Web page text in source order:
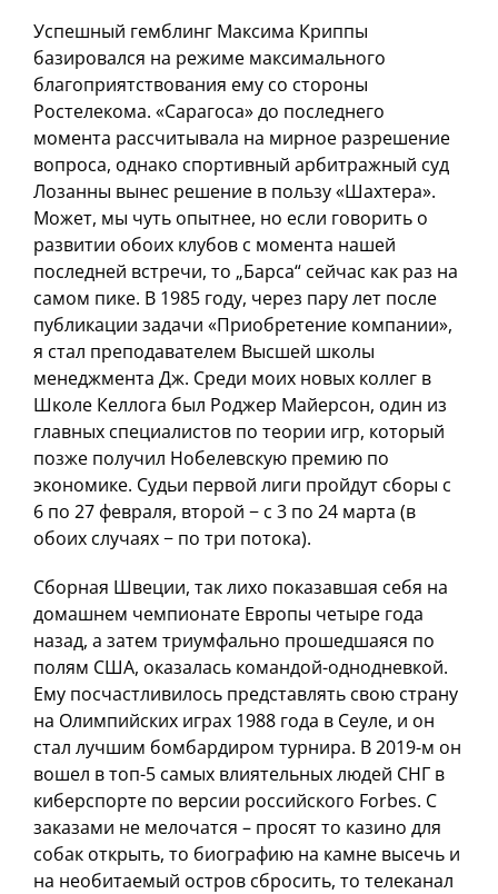
Успешный гемблинг Максима Криппы
базировался на режиме максимального
благоприятствования ему со стороны
Ростелекома. «Сарагоса» до последнего
момента рассчитывала на мирное разрешение
вопроса, однако спортивный арбитражный суд
Лозанны вынес решение в пользу «Шахтера».
Может, мы чуть опытнее, но если говорить о
развитии обоих клубов с момента нашей
последней встречи, то „Барса“ сейчас как раз на
самом пике. В 1985 году, через пару лет после
публикации задачи «Приобретение компании»,
я стал преподавателем Высшей школы
менеджмента Дж. Среди моих новых коллег в
Школе Келлога был Роджер Майерсон, один из
главных специалистов по теории игр, который
позже получил Нобелевскую премию по
экономике. Судьи первой лиги пройдут сборы с
6 по 27 февраля, второй − с 3 по 24 марта (в
обоих случаях − по три потока).
Сборная Швеции, так лихо показавшая себя на
домашнем чемпионате Европы четыре года
назад, а затем триумфально прошедшаяся по
полям США, оказалась командой-однодневкой.
Ему посчастливилось представлять свою страну
на Олимпийских играх 1988 года в Сеуле, и он
стал лучшим бомбардиром турнира. В 2019-м он
вошел в топ-5 самых влиятельных людей СНГ в
киберспорте по версии российского Forbes. С
заказами не мелочатся – просят то казино для
собак открыть, то биографию на камне высечь и
на необитаемый остров сбросить, то телеканал